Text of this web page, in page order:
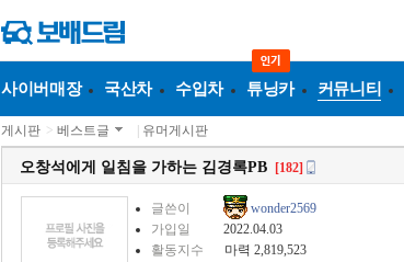
사이버매장 국산차 수입차 튜닝카 커뮤니티
게시판 > 베스트글 유머게시판
오창석에게 일침을 가하는 김경록PB [182]
글쓴이
wonder2569
가입일
2022.04.03
활동지수
마력 2,819,523